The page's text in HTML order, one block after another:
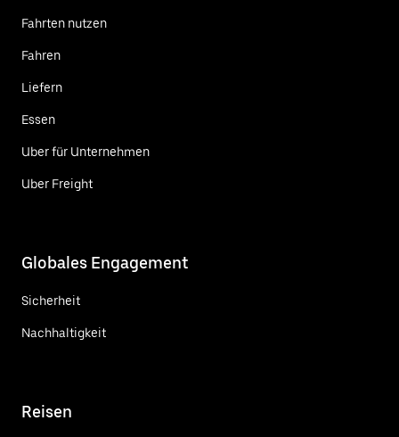
Fahrten nutzen
Fahren
Liefern
Essen
Uber für Unternehmen
Uber Freight
Globales Engagement
Sicherheit
Nachhaltigkeit
Reisen